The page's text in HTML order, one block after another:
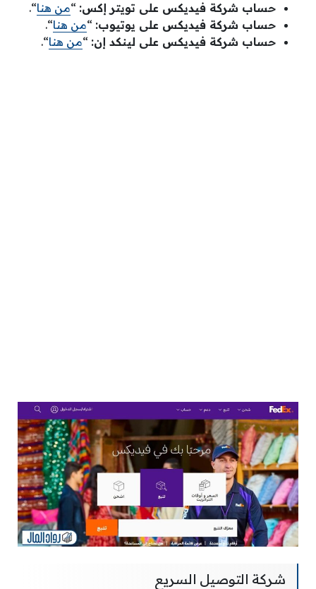
حساب شركة فيديكس على تويتر إكس: “من هنا“.
حساب شركة فيديكس على يوتيوب: “من هنا“.
حساب شركة فيديكس على لينكد إن: “من هنا“.
شركة التوصيل السريع